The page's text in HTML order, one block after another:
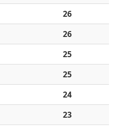
26
26
25
25
24
23